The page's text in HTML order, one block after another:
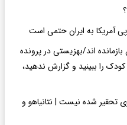
آمریکا به ایران حتمی است
اند/بهزیستی در پرونده
را ببینید و گزارش ندهید،
تحقیر شده نیست | نتانیاهو و